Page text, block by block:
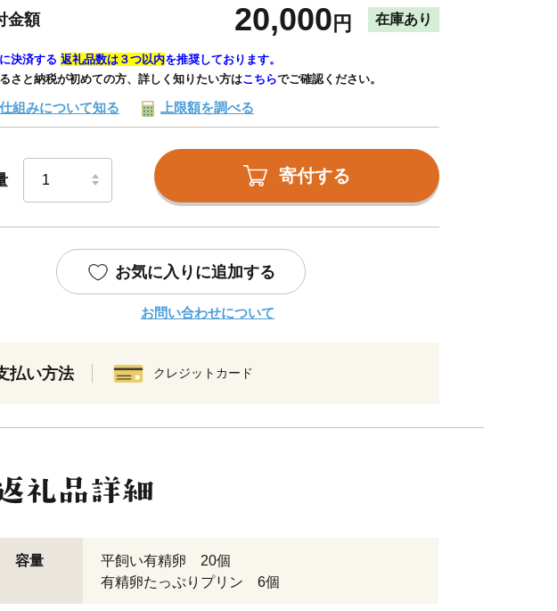
金額 20,000 円 在庫あり
決済する 返礼品数は３つ以内を推奨しております。
さと納税が初めての方、詳しく知りたい方はこちらでご確認ください。
仕組みについて知る 上限額を調べる
寄付する
お気に入りに追加する
お問い合わせについて
払い方法 クレジットカード
容量
平飼い有精卵 20個
有精卵たっぷりプリン 6個